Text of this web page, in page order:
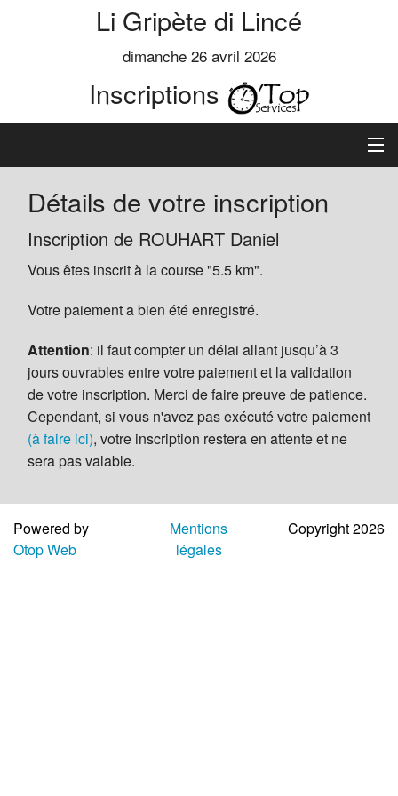
Li Gripète di Lincé
dimanche 26 avril 2026
Inscriptions
Accueil
Informations
Règlement
Inscription
Classements
Aide
Détails de votre inscription
Inscription de ROUHART Daniel
Vous êtes inscrit à la course "5.5 km".
Votre paiement a bien été enregistré.
Attention: il faut compter un délai allant jusqu’à 3
jours ouvrables entre votre paiement et la validation
de votre inscription. Merci de faire preuve de patience.
Cependant, si vous n'avez pas exécuté votre paiement
(à faire ici), votre inscription restera en attente et ne
sera pas valable.
Powered by
Otop Web
Mentions
légales
Copyright 2026